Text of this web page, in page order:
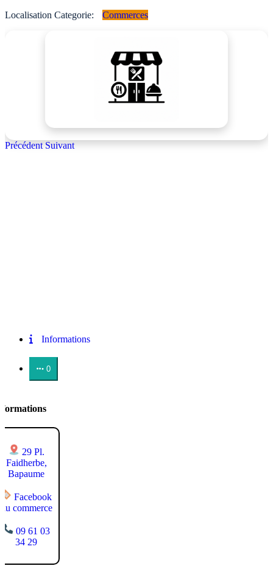
Localisation Categorie:
Commerces
Précédent Suivant
Informations
0
29 Pl.
Faidherbe,
Bapaume
Facebook
du commerce
09 61 03
34 29